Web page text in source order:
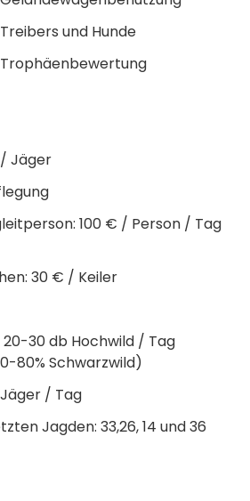
Hunde
Jäger
100 € / Person / Tag
30 € / Keiler
30 db Hochwild / Tag
80% Schwarzwild)
/ Tag
Jagden: 33,26, 14 und 36